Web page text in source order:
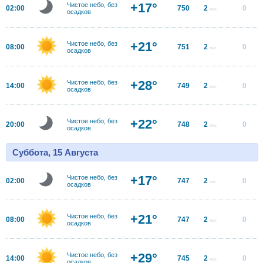
02:00
Чистое небо, без
осадков
+17° 750 2 м/с 0
08:00
Чистое небо, без
осадков
+21° 751 2 м/с 0
14:00
Чистое небо, без
осадков
+28° 749 2 м/с 0
20:00
Чистое небо, без
осадков
+22° 748 2 м/с 0
Суббота, 15 Августа
02:00
Чистое небо, без
осадков
+17° 747 2 м/с 0
08:00
Чистое небо, без
осадков
+21° 747 2 м/с 0
14:00
Чистое небо, без
осадков
+29° 745 2 м/с 0